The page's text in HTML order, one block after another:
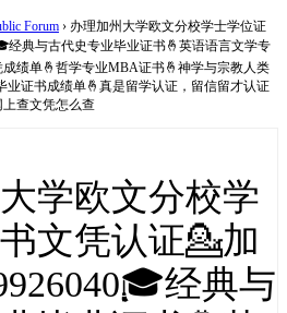
Forum › 办理加州大学欧文分校学士学位证
经典与古代史专业毕业证书🤞英语语言文学专
绩单🤞哲学专业MBA证书🤞神学与宗教人类
业证书成绩单🤞真是留学认证，留信留才认证
上查文凭怎么查
学欧文分校学
文凭认证💁加
经典与